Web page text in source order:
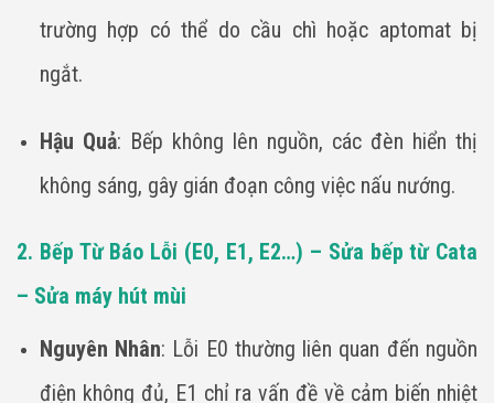
trường hợp có thể do cầu chì hoặc aptomat bị
ngắt.
Hậu Quả: Bếp không lên nguồn, các đèn hiển thị
không sáng, gây gián đoạn công việc nấu nướng.
2. Bếp Từ Báo Lỗi (E0, E1, E2…) – Sửa bếp từ Cata
– Sửa máy hút mùi
Nguyên Nhân: Lỗi E0 thường liên quan đến nguồn
điện không đủ, E1 chỉ ra vấn đề về cảm biến nhiệt